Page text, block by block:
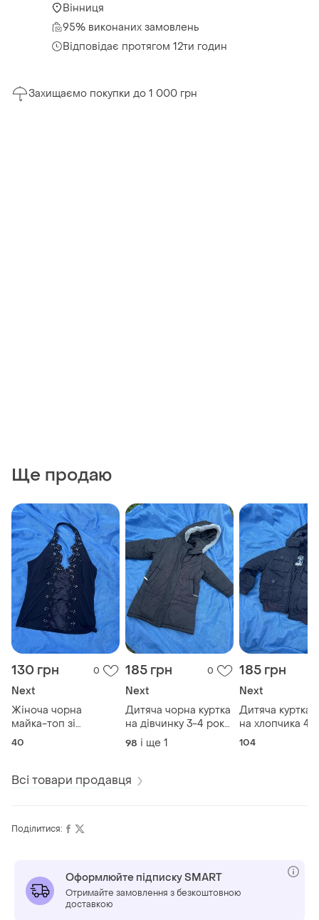
Вінниця
95% виконаних замовлень
Відповідає протягом 12ти годин
Захищаємо покупки до 1 000 грн
Ще продаю
130 грн 0
Next
Жіноча чорна
майка-топ зі
стразами розмір
40
185 грн 0
Next
Дитяча чорна куртка
на дівчинку 3-4 роки
з капюшоном і
карманами
98 і ще 1
185 грн
Next
Дитяча куртка
на хлопчика 4
зріст 104 см
104
Всі товари продавця
Поділитися:
Оформлюйте підписку SMART
Отримайте замовлення з безкоштовною
доставкою